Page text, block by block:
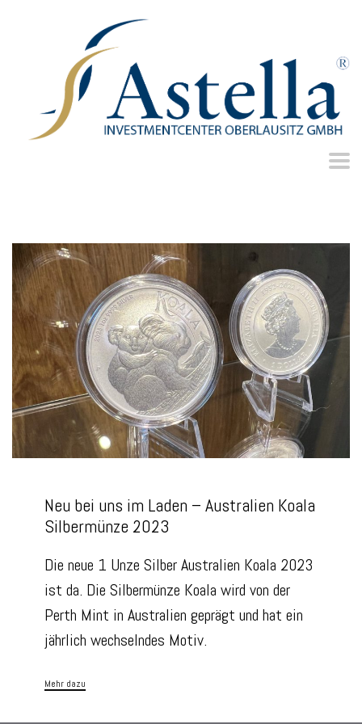
Neu bei uns im Laden – Australien Koala
Silbermünze 2023
Die neue 1 Unze Silber Australien Koala 2023
ist da. Die Silbermünze Koala wird von der
Perth Mint in Australien geprägt und hat ein
jährlich wechselndes Motiv.
Mehr dazu